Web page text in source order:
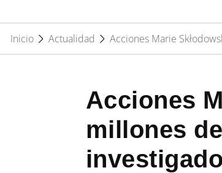
Inicio
Actualidad Acciones Marie
Acciones
millones